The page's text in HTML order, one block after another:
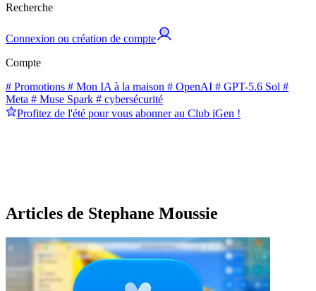
Recherche
Connexion ou création de compte
Compte
# Promotions # Mon IA à la maison # OpenAI # GPT-5.6 Sol #
Meta # Muse Spark # cybersécurité
Profitez de l'été pour vous abonner au Club iGen !
Articles de Stephane Moussie